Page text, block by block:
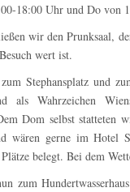
18:00 Uhr und Do von
wir den Prunksaal,
wert ist.
Stephansplatz und
als Wahrzeichen
Dom selbst statteten
wären gerne im Hotel
belegt. Bei dem
zum